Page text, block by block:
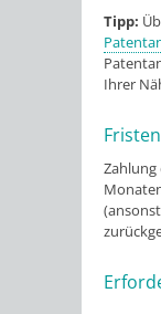
Tipp:
Ihrer
Fristen